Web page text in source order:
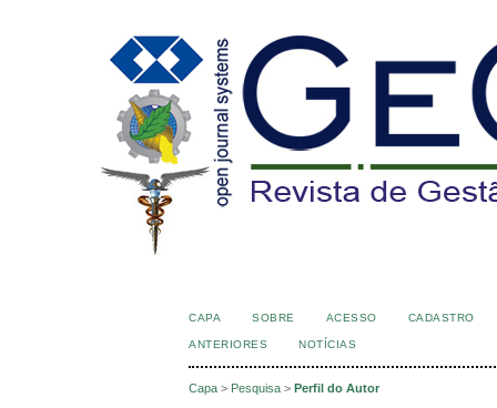
CAPA SOBRE ACESSO CADASTRO
ANTERIORES NOTÍCIAS
Capa > Pesquisa > Perfil do Autor